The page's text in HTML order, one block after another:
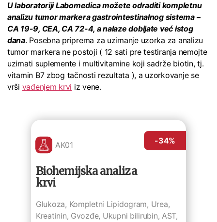
U laboratoriji Labomedica možete odraditi kompletnu
analizu tumor markera gastrointestinalnog sistema –
CA 19-9, CEA, CA 72-4, a nalaze dobijate već istog
dana. Posebna priprema za uzimanje uzorka za analizu
tumor markera ne postoji ( 12 sati pre testiranja nemojte
uzimati suplemente i multivitamine koji sadrže biotin, tj.
vitamin B7 zbog tačnosti rezultata ), a uzorkovanje se
vrši vađenjem krvi iz vene.
AK01
Biohemijska analiza
krvi
Glukoza, Kompletni Lipidogram, Urea,
Kreatinin, Gvozđe, Ukupni bilirubin, AST,
-34%